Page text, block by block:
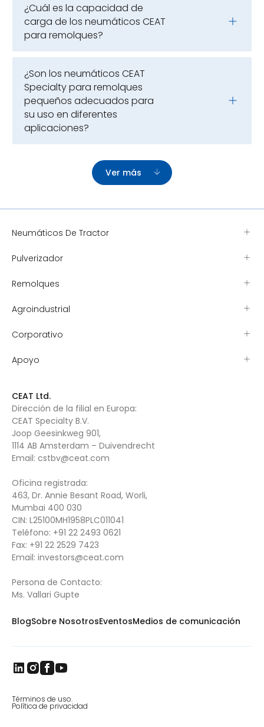
¿Cuál es la capacidad de
carga de los neumáticos CEAT
para remolques?
¿Son los neumáticos CEAT
Specialty para remolques
pequeños adecuados para
su uso en diferentes
aplicaciones?
Ver más
Neumáticos De Tractor
Pulverizador
Remolques
Agroindustrial
Corporativo
Apoyo
CEAT Ltd.
Dirección de la filial en Europa:
CEAT Specialty B.V.
Joop Geesinkweg 901,
1114 AB Amsterdam – Duivendrecht
Email: cstbv@ceat.com
Oficina registrada:
463, Dr. Annie Besant Road, Worli,
Mumbai 400 030
CIN: L25100MH1958PLC011041
Teléfono: +91 22 2493 0621
Fax: +91 22 2529 7423
Email: investors@ceat.com
Persona de Contacto:
Ms. Vallari Gupte
BlogSobre NosotrosEventosMedios de comunicación
Términos de uso.
Política de privacidad